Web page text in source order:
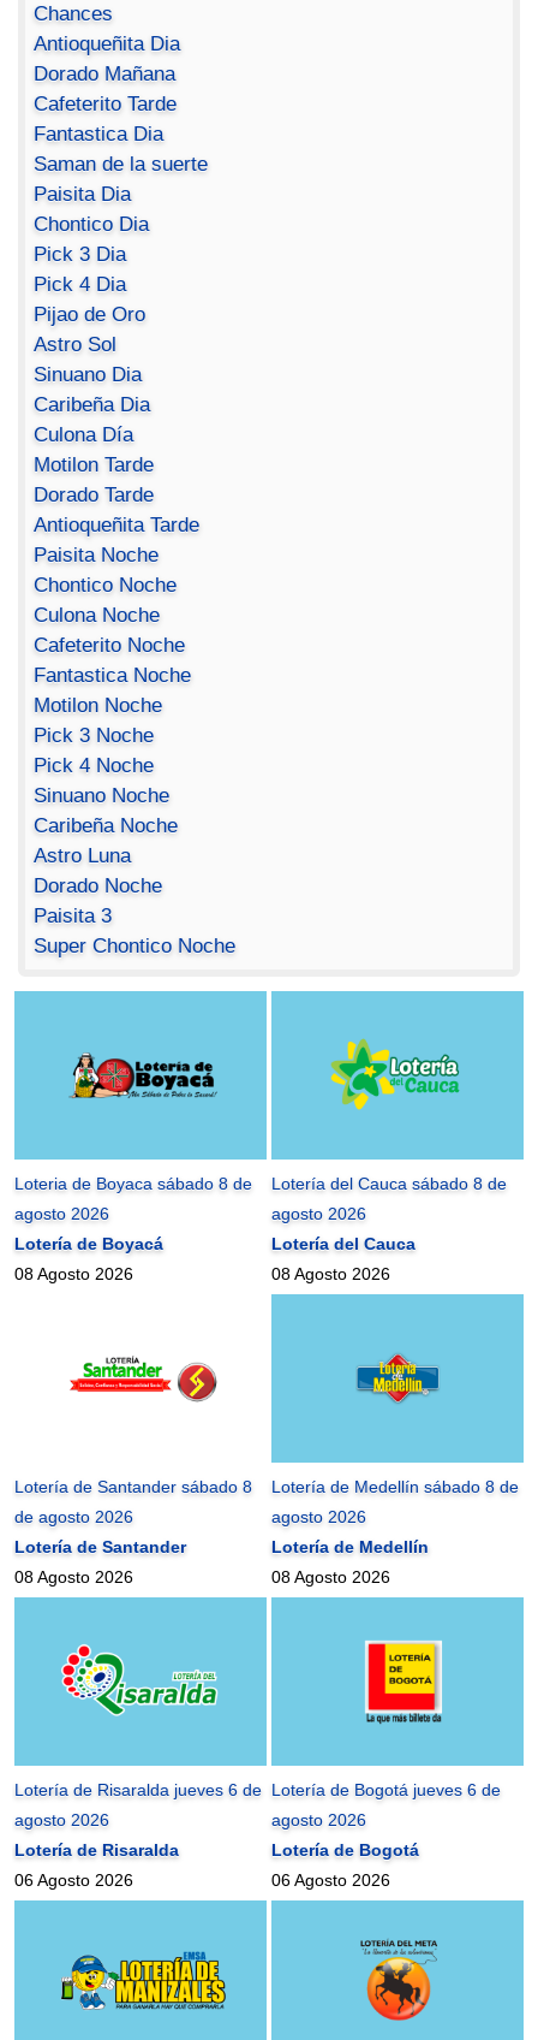
Chances
Antioqueñita Dia
Dorado Mañana
Cafeterito Tarde
Fantastica Dia
Saman de la suerte
Paisita Dia
Chontico Dia
Pick 3 Dia
Pick 4 Dia
Pijao de Oro
Astro Sol
Sinuano Dia
Caribeña Dia
Culona Día
Motilon Tarde
Dorado Tarde
Antioqueñita Tarde
Paisita Noche
Chontico Noche
Culona Noche
Cafeterito Noche
Fantastica Noche
Motilon Noche
Pick 3 Noche
Pick 4 Noche
Sinuano Noche
Caribeña Noche
Astro Luna
Dorado Noche
Paisita 3
Super Chontico Noche
Loteria de Boyaca sábado 8 de
agosto 2026
Lotería de Boyacá
08 Agosto 2026
Lotería del Cauca sábado 8 de
agosto 2026
Lotería del Cauca
08 Agosto 2026
Lotería de Santander sábado 8
de agosto 2026
Lotería de Santander
08 Agosto 2026
Lotería de Medellín sábado 8 de
agosto 2026
Lotería de Medellín
08 Agosto 2026
Lotería de Risaralda jueves 6 de
agosto 2026
Lotería de Risaralda
06 Agosto 2026
Lotería de Bogotá jueves 6 de
agosto 2026
Lotería de Bogotá
06 Agosto 2026